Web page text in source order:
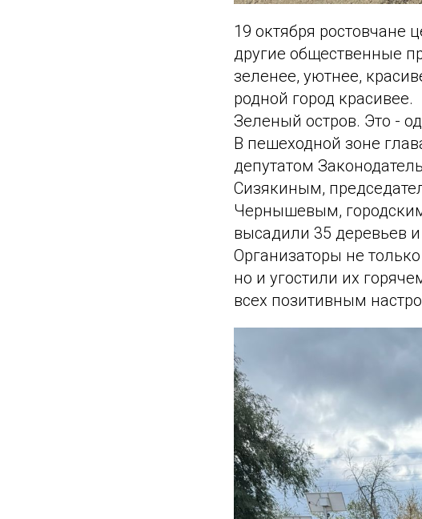
19 октября
другие общественные
зеленее, уютнее,
родной город красивее.
Зеленый остров. Это -
В пешеходной зоне
депутатом
Сизякиным,
Чернышевым,
высадили 35 деревьев
Организаторы не
но и угостили их
всех позитивным